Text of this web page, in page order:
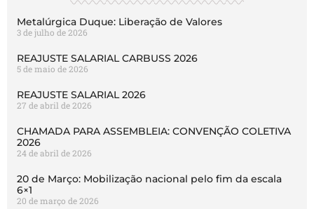
Metalúrgica Duque: Liberação de Valores
3 de julho de 2026
REAJUSTE SALARIAL CARBUSS 2026
5 de maio de 2026
REAJUSTE SALARIAL 2026
27 de abril de 2026
CHAMADA PARA ASSEMBLEIA: CONVENÇÃO COLETIVA
2026
24 de abril de 2026
20 de Março: Mobilização nacional pelo fim da escala
6×1
20 de março de 2026